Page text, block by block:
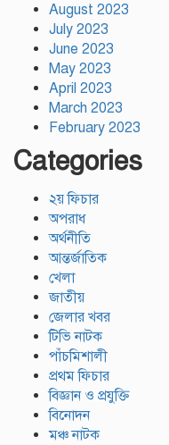
August 2023
July 2023
June 2023
May 2023
April 2023
March 2023
February 2023
Categories
২য় ফিচার
অপরাধ
অর্থনীতি
আন্তর্জাতিক
খেলা
জাতীয়
জেলার খবর
টিভি নাটক
পাঁচমিশালী
প্রথম ফিচার
বিজ্ঞান ও প্রযুক্তি
বিনোদন
মঞ্চ নাটক